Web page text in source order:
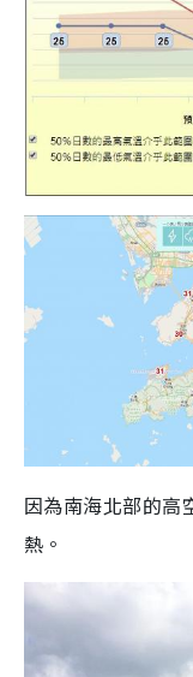
因為南海北部的高
熱。